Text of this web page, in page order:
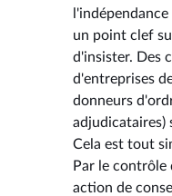
un point clef
d'insister. Des
d'entreprises
donneurs
adjudicataires)
Cela est tout
Par le contrôle
action de